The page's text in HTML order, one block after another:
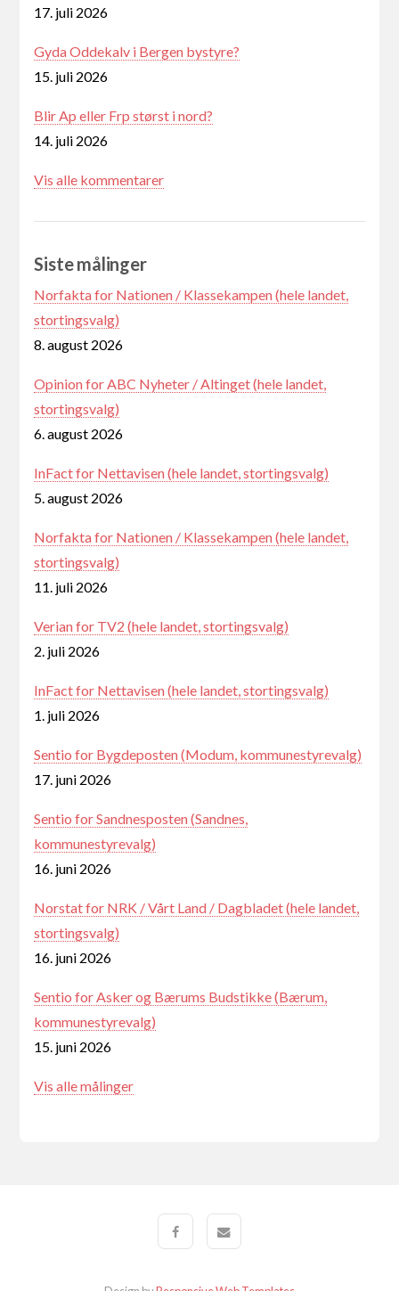
17. juli 2026
Gyda Oddekalv i Bergen bystyre?
15. juli 2026
Blir Ap eller Frp størst i nord?
14. juli 2026
Vis alle kommentarer
Siste målinger
Norfakta for Nationen / Klassekampen (hele landet,
stortingsvalg)
8. august 2026
Opinion for ABC Nyheter / Altinget (hele landet,
stortingsvalg)
6. august 2026
InFact for Nettavisen (hele landet, stortingsvalg)
5. august 2026
Norfakta for Nationen / Klassekampen (hele landet,
stortingsvalg)
11. juli 2026
Verian for TV2 (hele landet, stortingsvalg)
2. juli 2026
InFact for Nettavisen (hele landet, stortingsvalg)
1. juli 2026
Sentio for Bygdeposten (Modum, kommunestyrevalg)
17. juni 2026
Sentio for Sandnesposten (Sandnes,
kommunestyrevalg)
16. juni 2026
Norstat for NRK / Vårt Land / Dagbladet (hele landet,
stortingsvalg)
16. juni 2026
Sentio for Asker og Bærums Budstikke (Bærum,
kommunestyrevalg)
15. juni 2026
Vis alle målinger